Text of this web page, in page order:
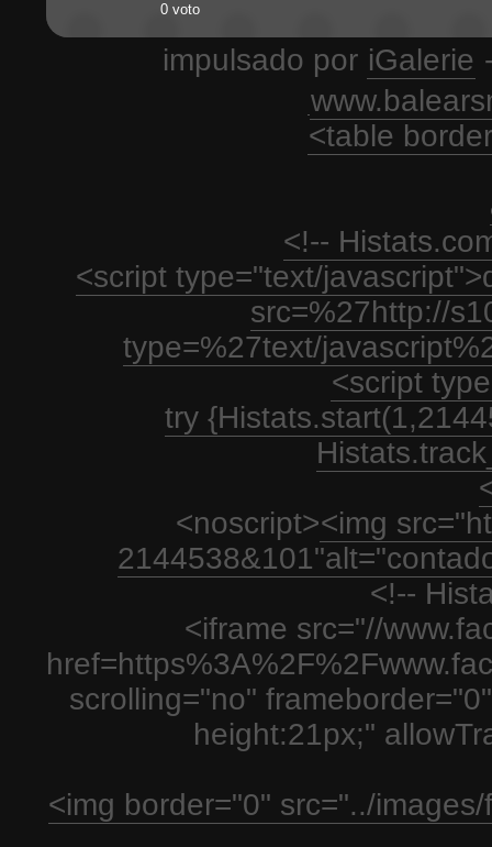
0 voto
impulsado por iGalerie
<table
<!--
<script type="text/
src=%27http://
type=%27text/
<script
try
<noscript><img
<!--
<iframe src="//
scrolling="no"
height:21px;"
<img border="0" src="../